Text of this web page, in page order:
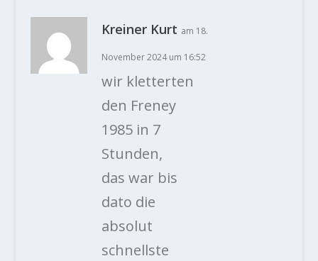
Kreiner Kurt am 18.
November 2024 um 16:52
wir kletterten
den Freney
1985 in 7
Stunden,
das war bis
dato die
absolut
schnellste